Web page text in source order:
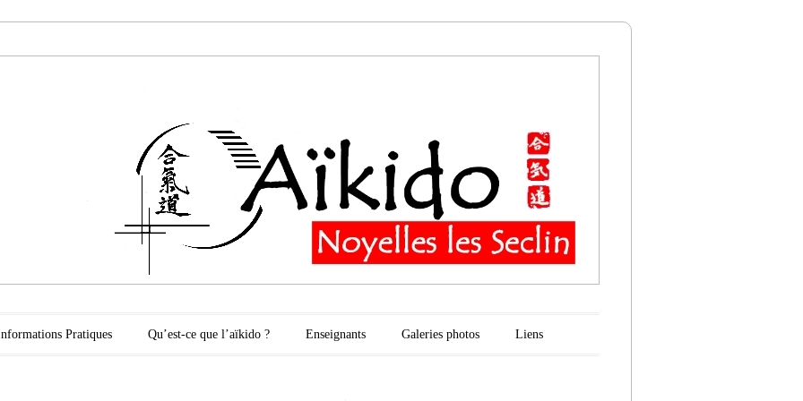
Pratiques Qu’est-ce que l’aïkido ? Enseignants Galeries photos Liens